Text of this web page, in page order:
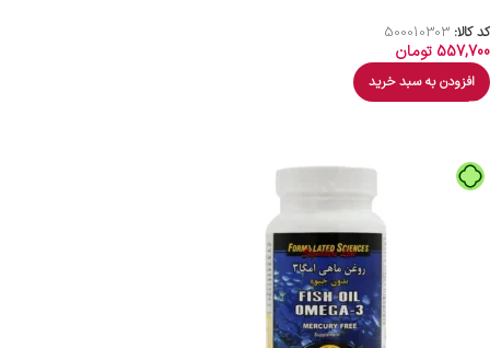
کد کالا: 500010303
557,700 تومان
افزودن به سبد خرید